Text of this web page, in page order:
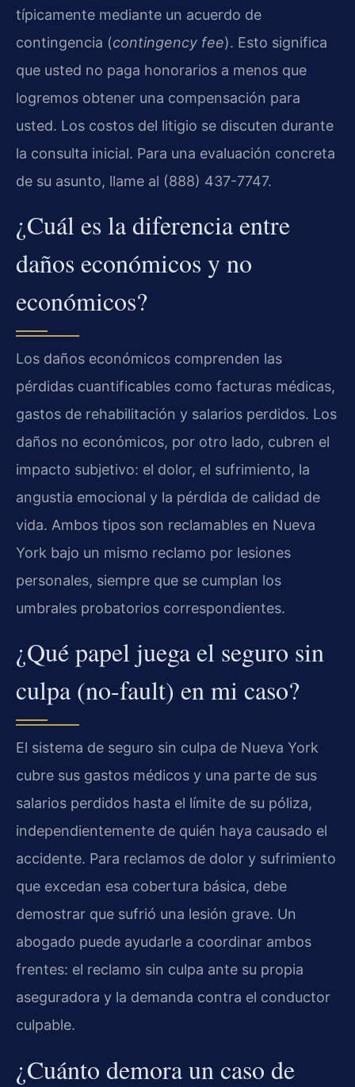
típicamente mediante un acuerdo de
contingencia (contingency fee). Esto significa
que usted no paga honorarios a menos que
logremos obtener una compensación para
usted. Los costos del litigio se discuten durante
la consulta inicial. Para una evaluación concreta
de su asunto, llame al (888) 437-7747.
¿Cuál es la diferencia entre
daños económicos y no
económicos?
Los daños económicos comprenden las
pérdidas cuantificables como facturas médicas,
gastos de rehabilitación y salarios perdidos. Los
daños no económicos, por otro lado, cubren el
impacto subjetivo: el dolor, el sufrimiento, la
angustia emocional y la pérdida de calidad de
vida. Ambos tipos son reclamables en Nueva
York bajo un mismo reclamo por lesiones
personales, siempre que se cumplan los
umbrales probatorios correspondientes.
¿Qué papel juega el seguro sin
culpa (no-fault) en mi caso?
El sistema de seguro sin culpa de Nueva York
cubre sus gastos médicos y una parte de sus
salarios perdidos hasta el límite de su póliza,
independientemente de quién haya causado el
accidente. Para reclamos de dolor y sufrimiento
que excedan esa cobertura básica, debe
demostrar que sufrió una lesión grave. Un
abogado puede ayudarle a coordinar ambos
frentes: el reclamo sin culpa ante su propia
aseguradora y la demanda contra el conductor
culpable.
¿Cuánto demora un caso de